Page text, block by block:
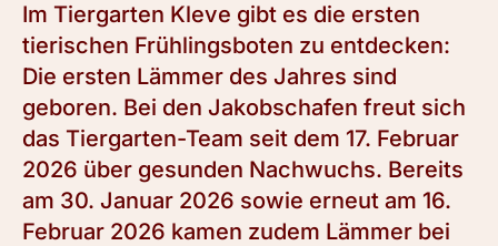
Im Tiergarten Kleve gibt es die ersten
tierischen Frühlingsboten zu entdecken:
Die ersten Lämmer des Jahres sind
geboren. Bei den Jakobschafen freut sich
das Tiergarten-Team seit dem 17. Februar
2026 über gesunden Nachwuchs. Bereits
am 30. Januar 2026 sowie erneut am 16.
Februar 2026 kamen zudem Lämmer bei